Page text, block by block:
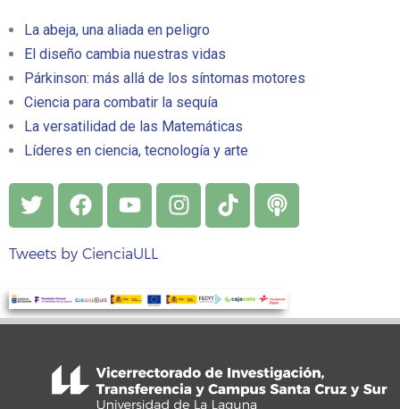
La abeja, una aliada en peligro
El diseño cambia nuestras vidas
Párkinson: más allá de los síntomas motores
Ciencia para combatir la sequía
La versatilidad de las Matemáticas
Líderes en ciencia, tecnología y arte
Tweets by CienciaULL